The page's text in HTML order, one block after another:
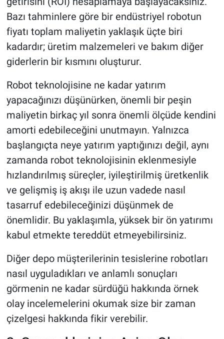
Bazı tahminlere göre bir endüstriyel robotun
fiyatı toplam maliyetin yaklaşık üçte biri
kadardır; üretim malzemeleri ve bakım diğer
giderlerin bir kısmını oluşturur.
Robot teknolojisine ne kadar yatırım
yapacağınızı düşünürken, önemli bir peşin
maliyetin birkaç yıl sonra önemli ölçüde kendini
amorti edebileceğini unutmayın. Yalnızca
başlangıçta neye yatırım yaptığınızı değil, aynı
zamanda robot teknolojisinin eklenmesiyle
hızlandırılmış süreçler, iyileştirilmiş üretkenlik
ve gelişmiş iş akışı ile uzun vadede nasıl
tasarruf edebileceğinizi düşünmek de
önemlidir. Bu yaklaşımla, yüksek bir ön yatırımı
kabul etmekte tereddüt etmeyebilirsiniz.
Diğer depo müşterilerinin tesislerine robotları
nasıl uyguladıkları ve anlamlı sonuçları
görmenin ne kadar sürdüğü hakkında örnek
olay incelemelerini okumak size bir zaman
çizelgesi hakkında fikir verebilir.